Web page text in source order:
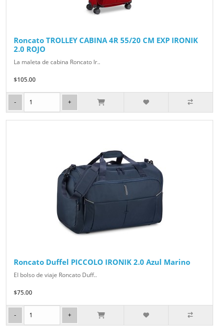
Roncato TROLLEY CABINA 4R 55/20 CM EXP IRONIK
2.0 ROJO
La maleta de cabina Roncato Ir..
$105.00
Roncato Duffel PICCOLO IRONIK 2.0 Azul Marino
El bolso de viaje Roncato Duff..
$75.00